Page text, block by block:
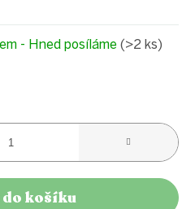
- Hned posíláme (>2 ks)
košíku